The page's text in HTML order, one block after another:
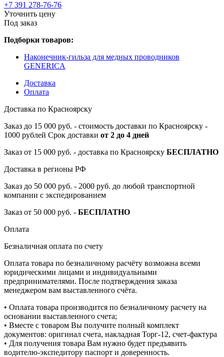
+7 391 278-76-76
Уточнить цену
Под заказ
Подборки товаров:
Наконечник-гильза для медных проводников
GENERICA
Доставка
Оплата
Доставка по Красноярску
Заказ до 15 000 руб. - стоимость доставки по Красноярску -
1000 рублей Срок доставки от 2 до 4 дней
Заказ от 15 000 руб. - доставка по Красноярску БЕСПЛАТНО
Доставка в регионы РФ
Заказ до 50 000 руб. - 2000 руб. до любой транспортной
компании с экспедированием
Заказ от 50 000 руб. - БЕСПЛАТНО
Оплата
Безналичная оплата по счету
Оплата товара по безналичному расчёту возможна всеми
юридическими лицами и индивидуальными
предпринимателями. После подтверждения заказа
менеджером вам выставленного счёта.
• Оплата товара производится по безналичному расчету на
основании выставленного счета;
• Вместе с товаром Вы получите полный комплект
документов: оригинал счета, накладная Торг-12, счет-фактура
• Для получения товара Вам нужно будет предъявить
водителю-экспедитору паспорт и доверенность.